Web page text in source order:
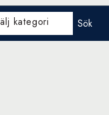
kategori Sök